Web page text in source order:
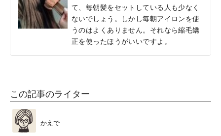
て、毎朝髪をセットしている人も少なく
ないでしょう。しかし毎朝アイロンを使
うのはよくありません。それなら縮毛矯
正を使ったほうがいいですよ。
この記事のライター
かえで